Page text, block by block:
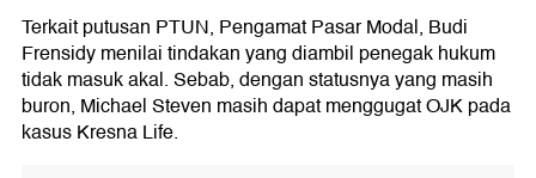
Terkait putusan PTUN, Pengamat Pasar Modal, Budi
Frensidy menilai tindakan yang diambil penegak hukum
tidak masuk akal. Sebab, dengan statusnya yang masih
buron, Michael Steven masih dapat menggugat OJK pada
kasus Kresna Life.